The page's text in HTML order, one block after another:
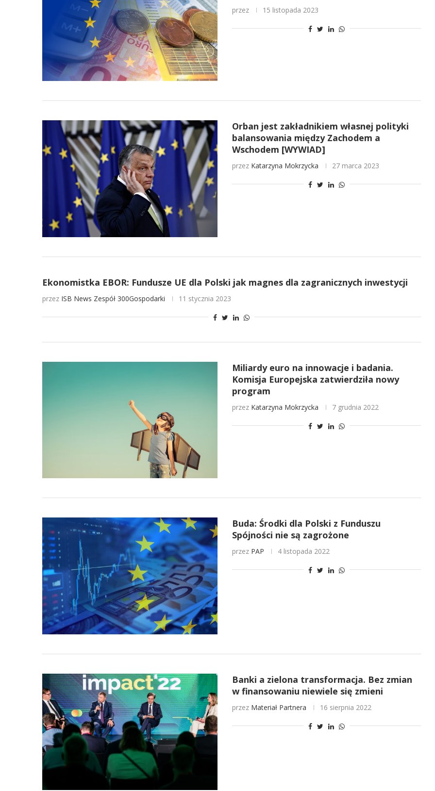
przez 15 listopada 2023
Orban jest zakładnikiem własnej polityki
balansowania między Zachodem a
Wschodem [WYWIAD]
przez Katarzyna Mokrzycka 27 marca 2023
Ekonomistka EBOR: Fundusze UE dla Polski jak magnes dla zagranicznych inwestycji
przez ISB News Zespół 300Gospodarki 11 stycznia 2023
Miliardy euro na innowacje i badania.
Komisja Europejska zatwierdziła nowy
program
przez Katarzyna Mokrzycka 7 grudnia 2022
Buda: Środki dla Polski z Funduszu
Spójności nie są zagrożone
przez PAP 4 listopada 2022
Banki a zielona transformacja. Bez zmian
w finansowaniu niewiele się zmieni
przez Materiał Partnera 16 sierpnia 2022